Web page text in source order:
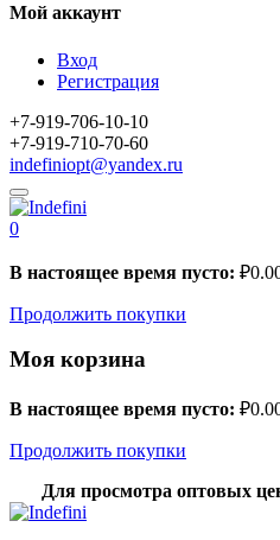
Мой аккаунт
Вход
Регистрация
+7-919-706-10-10
+7-919-710-70-60
indefiniopt@yandex.ru
0
В настоящее время пусто: ₽
Продолжить покупки
Моя корзина
В настоящее время пусто: ₽
Продолжить покупки
Для просмотра оптовых